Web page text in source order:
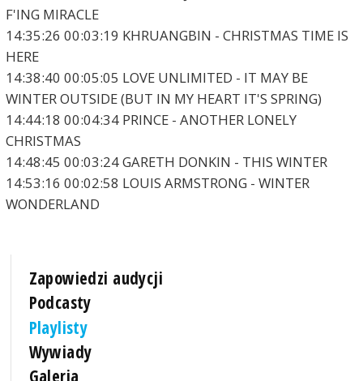
F'ING MIRACLE
14:35:26 00:03:19 KHRUANGBIN - CHRISTMAS TIME IS
HERE
14:38:40 00:05:05 LOVE UNLIMITED - IT MAY BE
WINTER OUTSIDE (BUT IN MY HEART IT'S SPRING)
14:44:18 00:04:34 PRINCE - ANOTHER LONELY
CHRISTMAS
14:48:45 00:03:24 GARETH DONKIN - THIS WINTER
14:53:16 00:02:58 LOUIS ARMSTRONG - WINTER
WONDERLAND
Zapowiedzi audycji
Podcasty
Playlisty
Wywiady
Galeria